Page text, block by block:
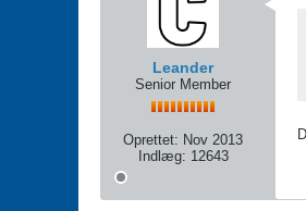
Leander
Senior Member
Oprettet: Nov 2013
Indlæg: 12643